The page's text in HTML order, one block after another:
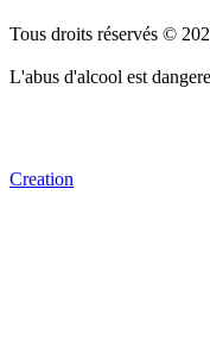
Tous droits réservés ©
L'abus d'alcool est
Creation